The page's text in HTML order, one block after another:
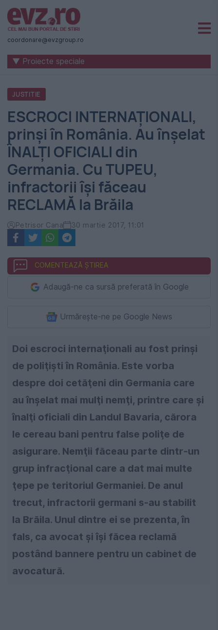
Știri
naționale
internaționale
România
-
Evenimentul
Zilei
coordonare@evzgroup.ro
▼ Proiecte speciale
JUSTITIE
ESCROCI INTERNAŢIONALI,
prinşi în România. Au înşelat
ÎNALŢI OFICIALI din
Germania. Cu TUPEU,
infractorii îşi făceau
RECLAMĂ la Brăila
Petrisor Cana 30 martie 2017, 11:01
COMENTEAZĂ ȘTIREA
Adaugă-ne ca sursă preferată în Google
Urmărește-ne pe Google News
Doi escroci internaţionali au fost prinşi
de poliţişti în România. Este vorba
despre doi cetăţeni din Germania care
au înşelat mai mulţi nemţi, printre care şi
înalţi oficiali din Landul Bavaria, cărora
le cereau bani pentru false poliţe de
asigurare. Nemţii făceau parte dintr-un
grup infracţional care a dat mai multe
ţepe pe teritoriul Germaniei. De anul
trecut, infractorii germani s-au stabilit
la Brăila. Unul dintre ei se prezenta, în
fals, ca avocat şi îşi făcea reclamă
postând bannere pentru un cabinet de
avocatură.